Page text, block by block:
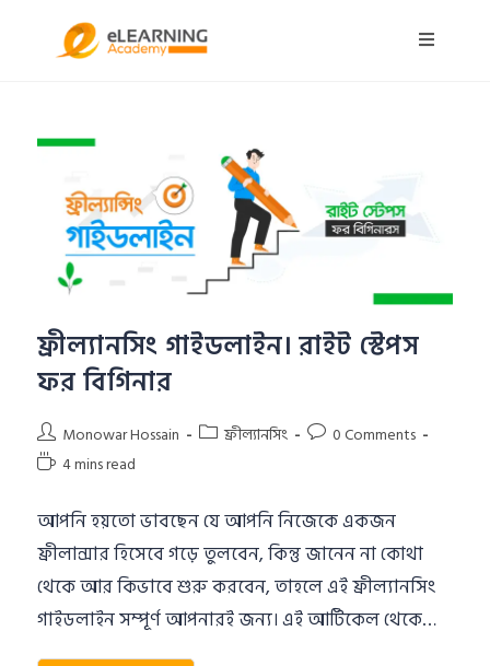
ফ্রীল্যানসিং গাইডলাইন। রাইট স্টেপস
ফর বিগিনার
Monowar Hossain ফ্রীল্যানসিং
0 Comments
4 mins read
আপনি হয়তো ভাবছেন যে আপনি নিজেকে একজন
ফ্রীলান্সার হিসেবে গড়ে তুলবেন, কিন্তু জানেন না কোথা
থেকে আর কিভাবে শুরু করবেন, তাহলে এই ফ্রীল্যানসিং
গাইডলাইন সম্পূর্ণ আপনারই জন্য। এই আর্টিকেল থেকে…